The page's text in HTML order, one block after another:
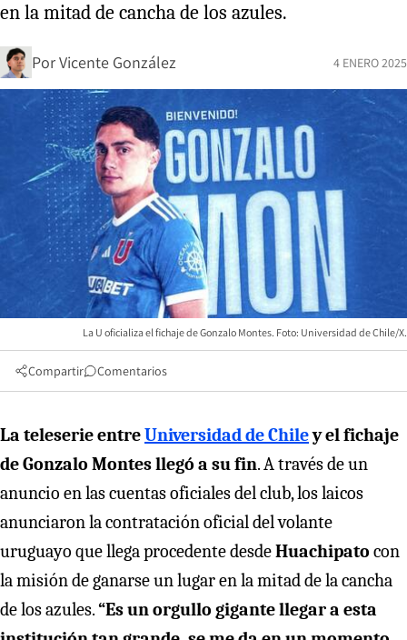
en la mitad de cancha de los azules.
PorVicente González 4 ENERO 2025
La U oficializa el fichaje de Gonzalo Montes. Foto: Universidad de Chile/X.
Compartir Comentarios
La teleserie entreUniversidad de Chiley el fichaje
de Gonzalo Montes llegó a su fin. A través de un
anuncio en las cuentas oficiales del club, los laicos
anunciaron la contratación oficial del volante
uruguayo que llega procedente desdeHuachipato con
la misión de ganarse un lugar en la mitad de la cancha
de los azules.“Es un orgullo gigante llegar a esta